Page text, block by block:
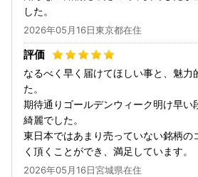
した。
2026年05月16日東京都在住
なるべく早く届けてほしい事と、魅力
た。
期待通りゴールデンウィーク明け早い
綺麗でした。
東日本ではあまり売っていない銘柄の
く頂くことができ、満足しています。
2026年05月16日宮城県在住